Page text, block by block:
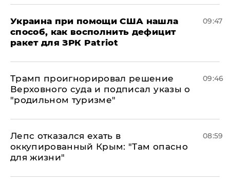
Украина при помощи США нашла
способ, как восполнить дефицит
ракет для ЗРК Patriot
09:47
Трамп проигнорировал решение
Верховного суда и подписал указы о
"родильном туризме"
09:46
Лепс отказался ехать в
оккупированный Крым: "Там опасно
для жизни"
08:59